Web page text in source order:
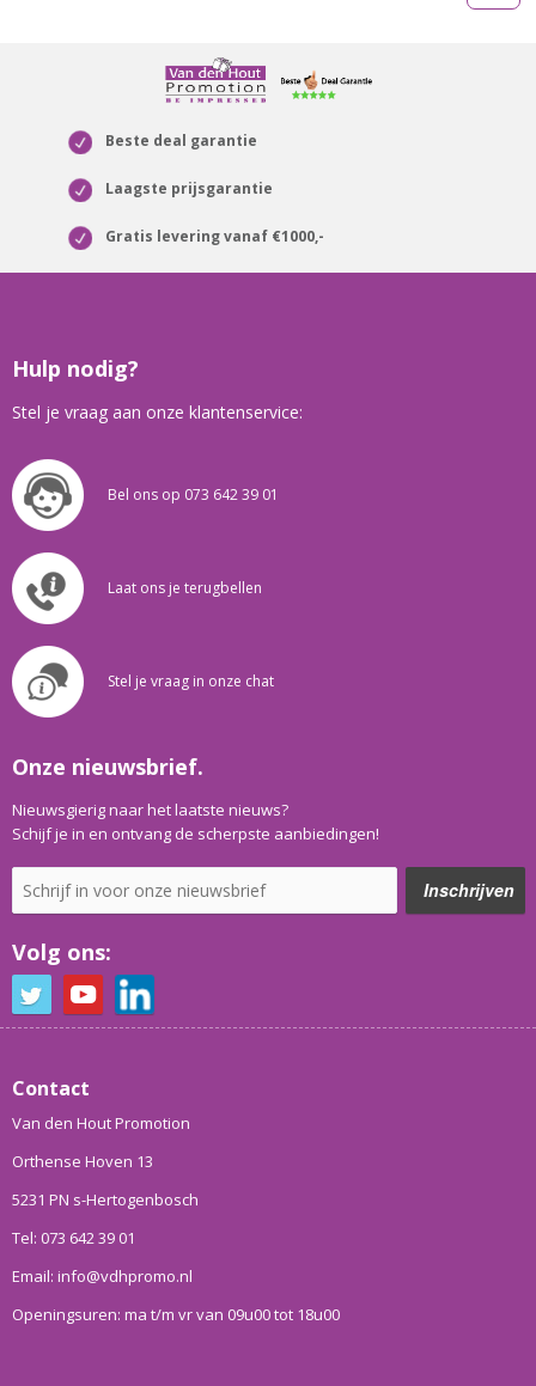
Beste deal garantie
Laagste prijsgarantie
Gratis levering vanaf €1000,-
Hulp nodig?
Stel je vraag aan onze klantenservice:
Bel ons op 073 642 39 01
Laat ons je terugbellen
Stel je vraag in onze chat
Onze nieuwsbrief.
Nieuwsgierig naar het laatste nieuws?
Schijf je in en ontvang de scherpste aanbiedingen!
Volg ons:
Contact
Van den Hout Promotion
Orthense Hoven 13
5231 PN s-Hertogenbosch
Tel: 073 642 39 01
Email: info@vdhpromo.nl
Openingsuren: ma t/m vr van 09u00 tot 18u00